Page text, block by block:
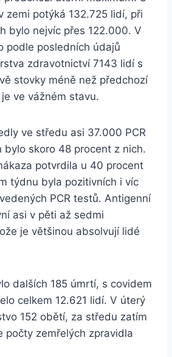
zemi potýká 132.725 lidí, při
bylo nejvíc přes 122.000. V
podle posledních údajů
zdravotnictví 7143 lidí s
stovky méně než předchozí
ve vážném stavu.
ve středu asi 37.000 PCR
bylo skoro 48 procent z nich.
potvrdila u 40 procent
týdnu byla pozitivních i víc
PCR testů. Antigenní
asi v pěti až sedmi
je většinou absolvují lidé
dalších 185 úmrtí, s covidem
celkem 12.621 lidí. V úterý
152 obětí, za středu zatím
počty zemřelých zpravidla